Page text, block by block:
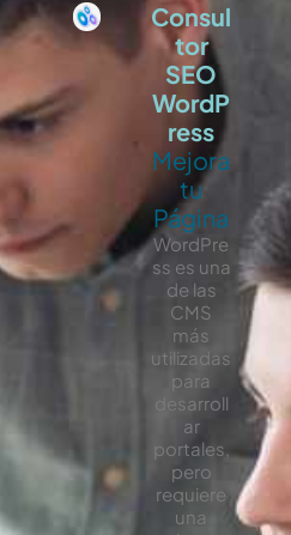
Consul
tor
SEO
WordP
ress
Mejora
tu
Página
WordPre
ss es una
de las
CMS
más
utilizadas
para
desarroll
ar
portales,
pero
requiere
una